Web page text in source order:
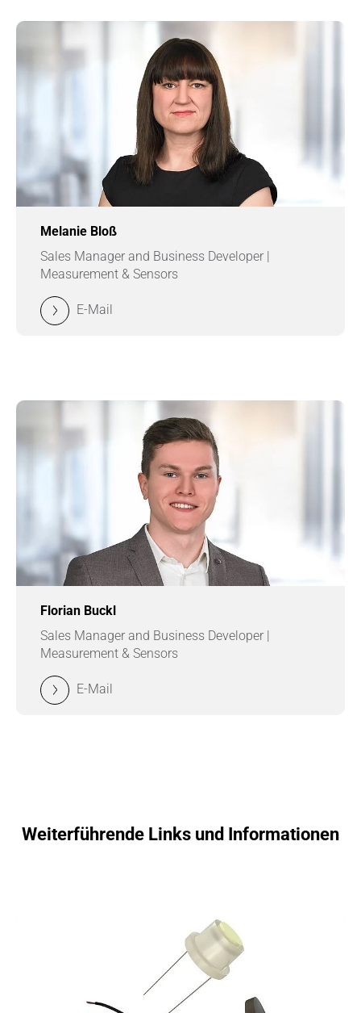
Melanie Bloß
Sales Manager and Business Developer |
Measurement & Sensors
E-Mail
Florian Buckl
Sales Manager and Business Developer |
Measurement & Sensors
E-Mail
Weiterführende Links und Informationen